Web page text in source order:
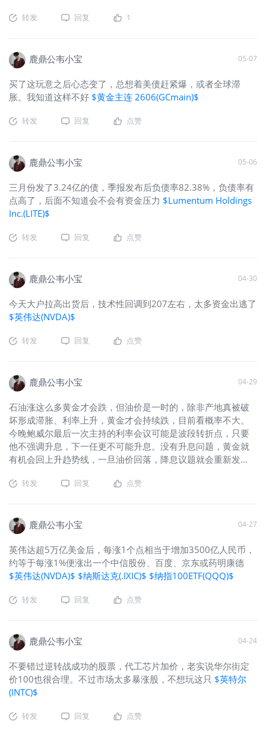
转发 回复 1
鹿鼎公韦小宝 05-07
买了这玩意之后心态变了，总想着美债赶紧爆，或者全球滞
胀。我知道这样不好 $黄金主连 2606(GCmain)$
转发 回复 点赞
鹿鼎公韦小宝 05-06
三月份发了3.24亿的债，季报发布后负债率82.38%，负债率有
点高了，后面不知道会不会有资金压力 $Lumentum Holdings
Inc.(LITE)$
转发 回复 点赞
鹿鼎公韦小宝 04-30
今天大户拉高出货后，技术性回调到207左右，太多资金出逃了
$英伟达(NVDA)$
转发 回复 点赞
鹿鼎公韦小宝 04-29
石油涨这么多黄金才会跌，但油价是一时的，除非产地真被破
坏形成滞胀、利率上升，黄金才会持续跌，目前看概率不大。
今晚鲍威尔最后一次主持的利率会议可能是波段转折点，只要
他不强调升息，下一任更不可能升息。没有升息问题，黄金就
有机会回上升趋势线，一旦油价回落，降息议题就会重新发
2606(CLmain)$
转发 回复 点赞
鹿鼎公韦小宝 04-27
英伟达超5万亿美金后，每涨1个点相当于增加3500亿人民币，
约等于每涨1%便涨出一个中信股份、百度、京东或药明康德
$英伟达(NVDA)$ $纳斯达克(.IXIC)$ $纳指100ETF(QQQ)$
转发 回复 点赞
鹿鼎公韦小宝 04-24
不要错过逆转战成功的股票，代工芯片加价，老实说华尔街定
价100也很合理。不过市场太多暴涨股，不想玩这只 $英特尔
(INTC)$
转发 回复 点赞